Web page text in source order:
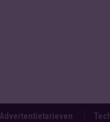
Advertentietarieven